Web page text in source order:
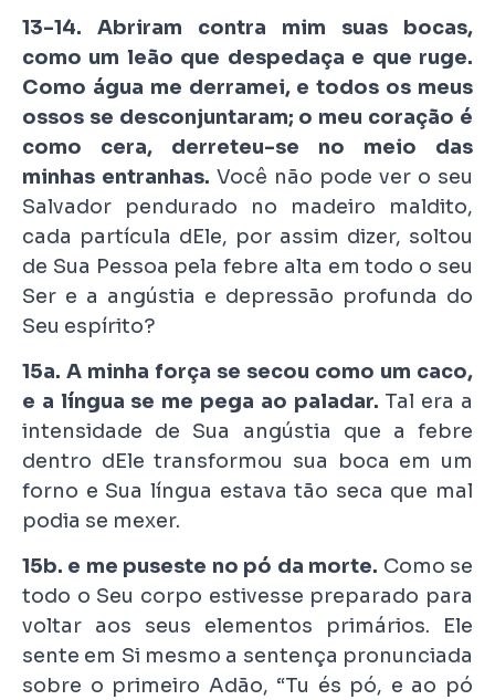
13-14. Abriram contra mim suas bocas,
como um leão que despedaça e que ruge.
Como água me derramei, e todos os meus
ossos se desconjuntaram; o meu coração é
como cera, derreteu-se no meio das
minhas entranhas. Você não pode ver o seu
Salvador pendurado no madeiro maldito,
cada partícula dEle, por assim dizer, soltou
de Sua Pessoa pela febre alta em todo o seu
Ser e a angústia e depressão profunda do
Seu espírito?
15a. A minha força se secou como um caco,
e a língua se me pega ao paladar. Tal era a
intensidade de Sua angústia que a febre
dentro dEle transformou sua boca em um
forno e Sua língua estava tão seca que mal
podia se mexer.
15b. e me puseste no pó da morte. Como se
todo o Seu corpo estivesse preparado para
voltar aos seus elementos primários. Ele
sente em Si mesmo a sentença pronunciada
sobre o primeiro Adão, “Tu és pó, e ao pó